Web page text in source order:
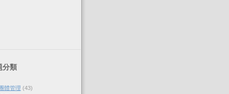
分類
體管理 (43)